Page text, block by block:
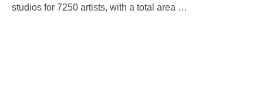
studios for 7250 artists, with a total area …